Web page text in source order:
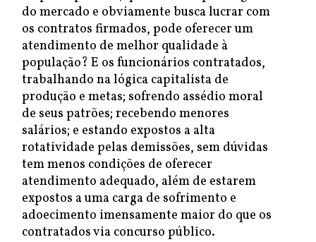
do mercado e obviamente busca lucrar com
os contratos firmados, pode oferecer um
atendimento de melhor qualidade à
população? E os funcionários contratados,
trabalhando na lógica capitalista de
produção e metas; sofrendo assédio moral
de seus patrões; recebendo menores
salários; e estando expostos a alta
rotatividade pelas demissões, sem dúvidas
tem menos condições de oferecer
atendimento adequado, além de estarem
expostos a uma carga de sofrimento e
adoecimento imensamente maior do que os
contratados via concurso público.